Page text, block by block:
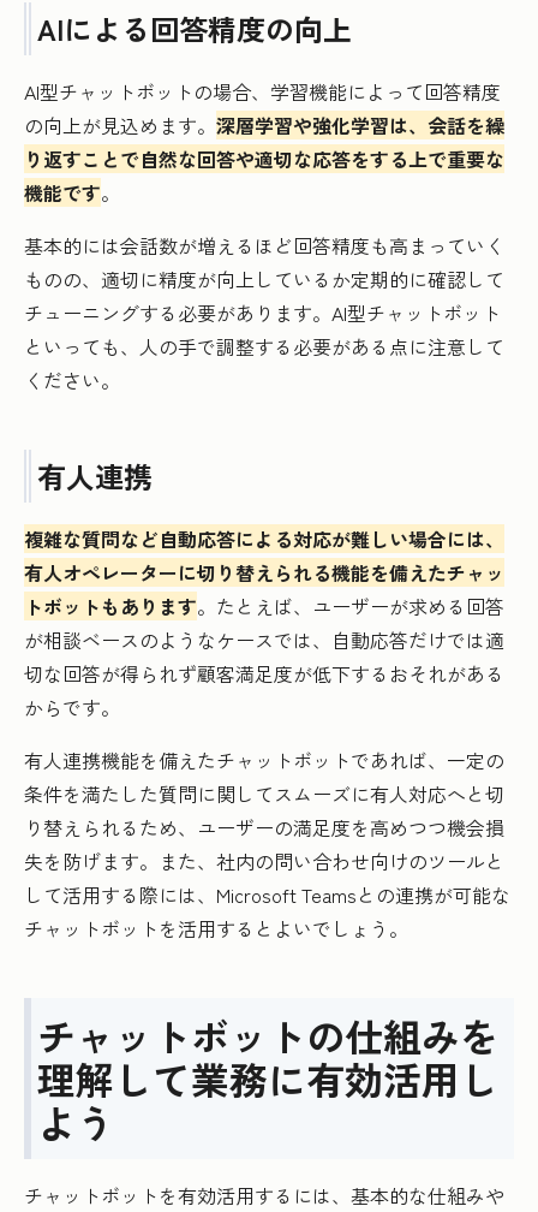
AIによる回答精度の向上
AI型チャットボットの場合、学習機能によって回答精度
の向上が見込めます。 深層学習や強化学習は、会話を繰
り返すことで自然な回答や適切な応答をする上で重要な
機能です。
基本的には会話数が増えるほど回答精度も高まっていく
ものの、適切に精度が向上しているか定期的に確認して
チューニングする必要があります。AI型チャットボット
といっても、人の手で調整する必要がある点に注意して
ください。
有人連携
複雑な質問など自動応答による対応が難しい場合には、
有人オペレーターに切り替えられる機能を備えたチャッ
トボットもあります。たとえば、ユーザーが求める回答
が相談ベースのようなケースでは、自動応答だけでは適
切な回答が得られず顧客満足度が低下するおそれがある
からです。
有人連携機能を備えたチャットボットであれば、一定の
条件を満たした質問に関してスムーズに有人対応へと切
り替えられるため、ユーザーの満足度を高めつつ機会損
失を防げます。また、社内の問い合わせ向けのツールと
して活用する際には、Microsoft Teamsとの連携が可能な
チャットボットを活用するとよいでしょう。
チャットボットの仕組みを
理解して業務に有効活用し
よう
チャットボットを有効活用するには、基本的な仕組みや